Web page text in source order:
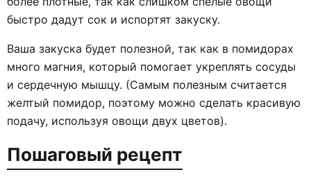
быстро дадут сок и испортят закуску.
Ваша закуска будет полезной, так как в помидорах
много магния, который помогает укреплять сосуды
и сердечную мышцу. (Самым полезным считается
желтый помидор, поэтому можно сделать красивую
подачу, используя овощи двух цветов).
Пошаговый рецепт